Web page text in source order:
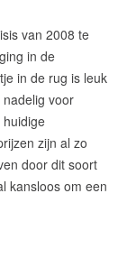
van 2008 te
in de
in de rug is leuk
voor
zijn al zo
door dit soort
kansloos om een